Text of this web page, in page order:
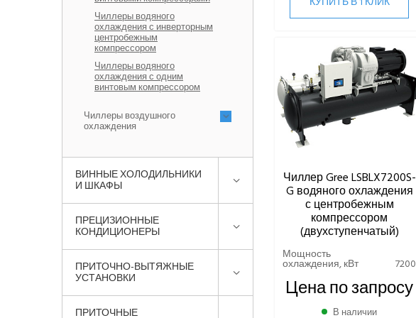
Чиллеры водяного
охлаждения с инверторным
центробежным
компрессором
Чиллеры водяного
охлаждения с одним
винтовым компрессором
Чиллеры воздушного
охлаждения
ВИННЫЕ ХОЛОДИЛЬНИКИ
И ШКАФЫ
ПРЕЦИЗИОННЫЕ
КОНДИЦИОНЕРЫ
ПРИТОЧНО-ВЫТЯЖНЫЕ
УСТАНОВКИ
ПРИТОЧНЫЕ
Чиллер Gree LSBLX7200S-
G водяного охлаждения
с центробежным
компрессором
(двухступенчатый)
Мощность
охлаждения, кВт 7200
Цена по запросу
В наличии